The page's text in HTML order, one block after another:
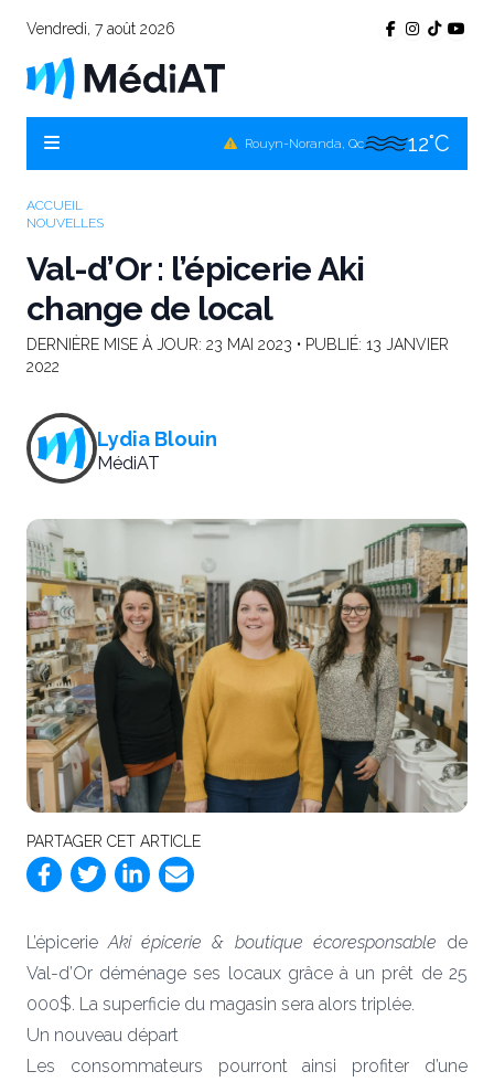
Vendredi, 7 août 2026
Rouyn-Noranda, Qc 12°C
ACCUEIL
NOUVELLES
Val-d’Or : l’épicerie Aki
change de local
DERNIÈRE MISE À JOUR: 23 MAI 2023 • PUBLIÉ: 13 JANVIER
2022
Lydia Blouin
MédiAT
PARTAGER CET ARTICLE
L’épicerieAki épicerie & boutique écoresponsable de
Val-d’Or déménage ses locaux grâce à un prêt de 25
000$. La superficie du magasin sera alors triplée.
Un nouveau départ
Les consommateurs pourront ainsi profiter d’une